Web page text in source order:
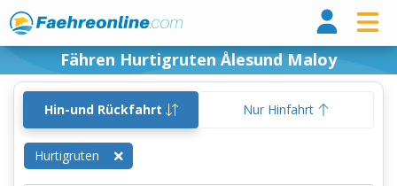
Fähren Hurtigruten Ålesund Maloy
Hin-und Rückfahrt Nur Hinfahrt
Hurtigruten